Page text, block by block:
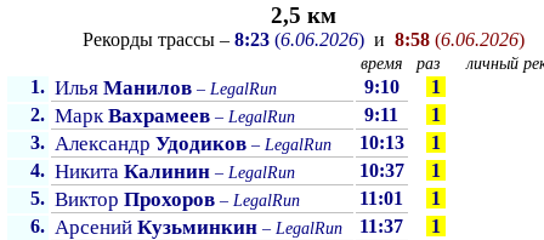
2,5 км
Рекорды трассы – 8:23(6.06.2026)и 8:58(6.06.2026)
время раз личный
1. Илья Манилов – LegalRun 9:10
1
2. МаркВахрамеев – LegalRun 9:11
1
3. Александр Удодиков – LegalRun 10:13
1
4. Никита Калинин – LegalRun 10:37
1
5. Виктор Прохоров – LegalRun 11:01
1
6. Арсений Кузьминкин – LegalRun 11:37
1